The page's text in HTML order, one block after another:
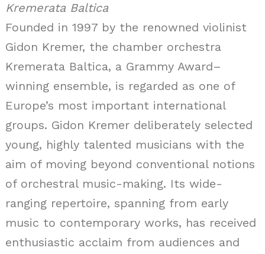
Kremerata Baltica
Founded in 1997 by the renowned violinist
Gidon Kremer, the chamber orchestra
Kremerata Baltica, a Grammy Award–
winning ensemble, is regarded as one of
Europe’s most important international
groups. Gidon Kremer deliberately selected
young, highly talented musicians with the
aim of moving beyond conventional notions
of orchestral music-making. Its wide-
ranging repertoire, spanning from early
music to contemporary works, has received
enthusiastic acclaim from audiences and